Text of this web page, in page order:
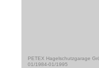
PETEX Hagelschutzgarage
01/1984-01/1995